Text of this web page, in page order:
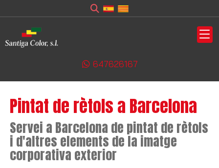
647626167
Pintat de rètols a Barcelona
Servei a Barcelona de pintat de rètols
i d'altres elements de la imatge
corporativa exterior